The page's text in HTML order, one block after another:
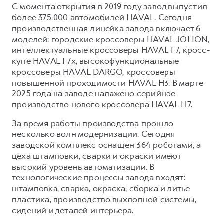
С момента открытия в 2019 году завод выпустил
более 375 000 автомобилей HAVAL. Сегодня
производственная линейка завода включает 6
моделей: городские кроссоверы HAVAL JOLION,
интеллектуальные кроссоверы HAVAL F7, кросс-
купе HAVAL F7x, высокофункциональные
кроссоверы HAVAL DARGO, кроссоверы
повышенной проходимости HAVAL H3. В марте
2025 года на заводе налажено серийное
производство нового кроссовера HAVAL H7.
За время работы производства прошло
несколько волн модернизации. Сегодня
заводской комплекс оснащен 364 роботами, а
цеха штамповки, сварки и окраски имеют
высокий уровень автоматизации. В
технологические процессы завода входят:
штамповка, сварка, окраска, сборка и литье
пластика, производство выхлопной системы,
сидений и деталей интерьера.